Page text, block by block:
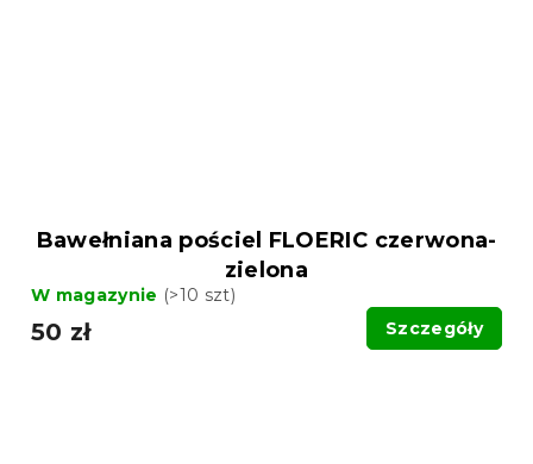
Bawełniana pościel FLOERIC czerwona-
zielona
W magazynie (>10 szt)
50 zł Szczegóły